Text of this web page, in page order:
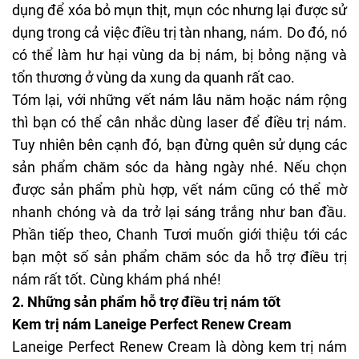
dụng để xóa bỏ mụn thịt, mụn cócnhưng lại được sử
dụng trong cả việcđiều trịtàn nhang, nám. Do đó, nó
có thể làm hư hại vùng da bị nám, bị bỏng nặng và
tổn thương ở vùng da xung da quanh rất cao.
Tóm lại, với những vết nám lâu năm hoặc nám rộng
thì bạn có thể cân nhắc dùng laser để điều trị nám.
Tuy nhiên bên cạnh đó, bạn đừng quên sử dụng các
sản phẩm chăm sóc da hàng ngày nhé. Nếu chọn
được sản phẩm phù hợp, vết nám cũng có thể mờ
nhanh chóng và da trở lại sáng trắng như ban đầu.
Phần tiếp theo, Chanh Tươi muốn giới thiệu tới các
bạn một số sản phẩm chăm sóc da hỗ trợ điều trị
nám rất tốt. Cùng khám phá nhé!
2. Những sản phẩm hỗ trợ điều trị nám tốt
Kem trị nám Laneige Perfect Renew Cream
Laneige Perfect Renew Cream là dòng kem trị nám